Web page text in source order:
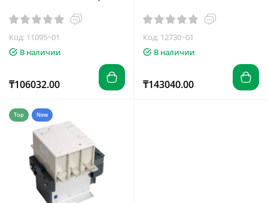
Код: 11095~01
В наличии
₸106032.00
Код: 12730~01
В наличии
₸143040.00
Top New